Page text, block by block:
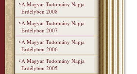
A Magyar Tudomány Napja
Erdélyben 2008
A Magyar Tudomány Napja
Erdélyben 2007
A Magyar Tudomány Napja
Erdélyben 2006
A Magyar Tudomány Napja
Erdélyben 2005